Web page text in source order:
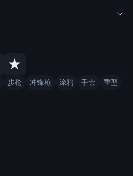
步枪 冲锋枪 涂鸦 手套
重型